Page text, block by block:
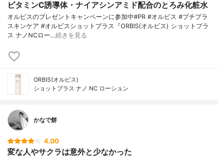
ビタミンC誘導体・ナイアシンアミド配合のとろみ化粧水
オルビスのプレゼントキャンペーンに参加中#PR #オルビス #プチプラ
スキンケア #オルビスショットプラス『ORBIS(オルビス) ショットプラ
ス ナノNCロー…続きを見る
ORBIS(オルビス)
ショットプラス ナノ NC ローション
かなで餅
4.00
変な人やサクラは意外と少なかった